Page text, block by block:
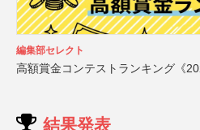
編集部セレクト
高額賞金コンテストランキング《
結果発表